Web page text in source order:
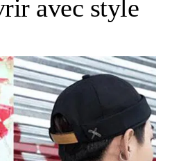
avec style